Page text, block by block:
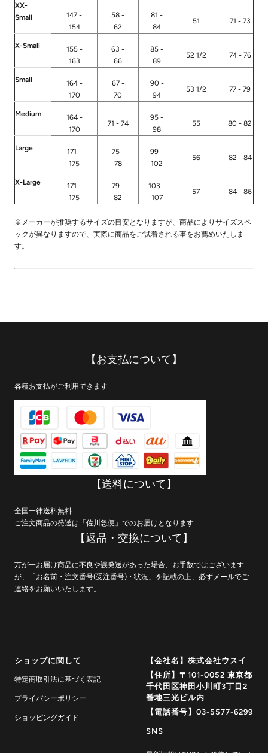
XX-
Small
147 -
154
58 -
62
81 -
84
51 71 - 73
X-Small
155 -
163
63 -
66
85 -
89
52 1/2 74 - 76
Small
164 -
170
67 -
70
90 -
94
53 1/2 77 - 79
Medium
164 -
170
71 - 74
95 -
98
55 80 - 82
Large
171 -
175
75 -
78
99 -
102
56 82 - 84
X-Large
171 -
175
79 -
82
103 -
107
57 84 - 86
※メーカーが推奨するサイズの目安となりますが、商品によりサイズスペ
ックが異なりますので、実際に商品をご試着される事をお薦めいたしま
す。
【お支払について】
各種お支払がご利用できます
【送料について】
全国一律送料無料
ご注文商品の発送は「佐川急便」でのお届けとなります
【返品・交換について】
万が一お届け商品に不良や誤発送があった場合、お手数ではございます
が、「お名前・注文番号(受注番号)・状況」を記載の上、必ずメールでご
連絡をお願いいたします。
ショップに関して
特定商取引法に基づく表記
プライバシーポリシー
ショッピングガイド
【会社名】株式会社ウスイ
【住所】〒101-0052 東京都
千代田区神田小川町3丁目2
番地三光ビル内
【電話番号】03-5577-6299
SNS